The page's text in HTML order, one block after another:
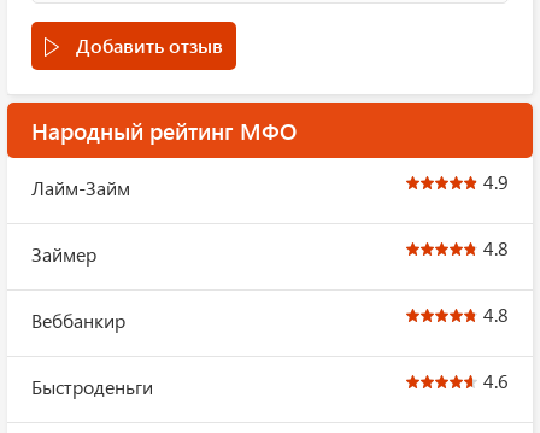
Добавить отзыв
Народный рейтинг МФО
Лайм-Займ 4.9
Займер 4.8
Веббанкир 4.8
Быстроденьги 4.6